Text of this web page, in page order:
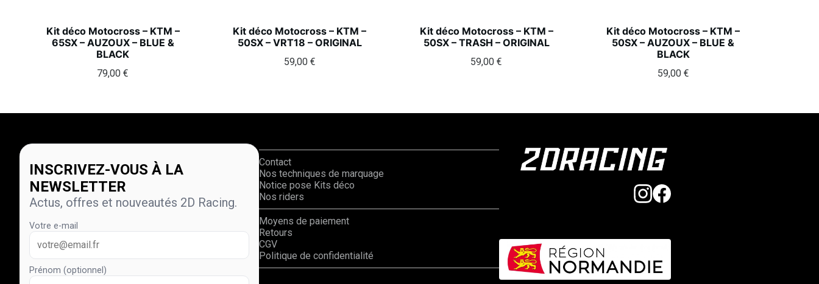
Kit déco Motocross – KTM –
65SX – AUZOUX – BLUE &
BLACK
79,00€
Kit déco Motocross – KTM –
50SX – VRT18 – ORIGINAL
59,00 €
Kit déco Motocross – KTM –
50SX – TRASH – ORIGINAL
59,00€
Kit déco Motocross – KTM –
50SX – AUZOUX – BLUE &
BLACK
59,00 €
INSCRIVEZ-VOUS À LA
NEWSLETTER
Actus, offres et nouveautés 2D Racing.
Votre e-mail
Prénom (optionnel)
Contact
Nos techniques de marquage
Notice pose Kits déco
Nos riders
Moyens de paiement
Retours
CGV
Politique de confidentialité